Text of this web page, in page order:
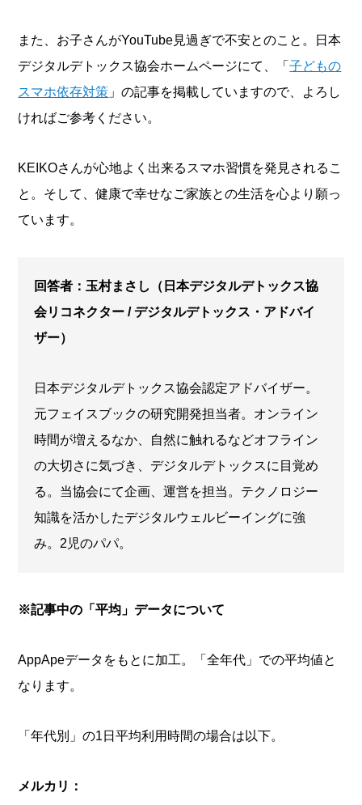
また、お子さんがYouTube見過ぎで不安とのこと。日本
デジタルデトックス協会ホームページにて、「子どもの
スマホ依存対策 」の記事を掲載していますので、よろし
ければご参考ください。
KEIKOさんが心地よく出来るスマホ習慣を発見されるこ
と。そして、健康で幸せなご家族との生活を心より願っ
ています。
回答者：玉村まさし（日本デジタルデトックス協
会リコネクター / デジタルデトックス・アドバイ
ザー）
日本デジタルデトックス協会認定アドバイザー。
元フェイスブックの研究開発担当者。オンライン
時間が増えるなか、自然に触れるなどオフライン
の大切さに気づき、デジタルデトックスに目覚め
る。当協会にて企画、運営を担当。テクノロジー
知識を活かしたデジタルウェルビーイングに強
み。2児のパパ。
※記事中の「平均」データについて
AppApeデータをもとに加工。「全年代」での平均値と
なります。
「年代別」の1日平均利用時間の場合は以下。
メルカリ：